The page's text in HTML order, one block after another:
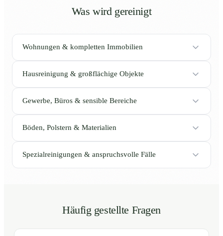
Was wird gereinigt
Wohnungen & kompletten Immobilien
Hausreinigung & großflächige Objekte
Gewerbe, Büros & sensible Bereiche
Böden, Polstern & Materialien
Spezialreinigungen & anspruchsvolle Fälle
Häufig gestellte Fragen